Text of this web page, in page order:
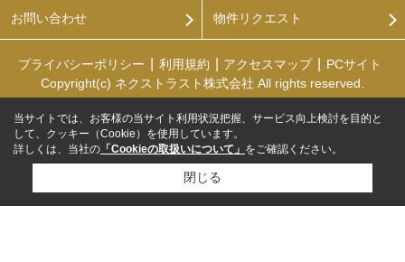
お問い合わせ 物件リクエスト
プライバシーポリシー 利用規約 アクセスマップ
PCサイト
Copyright(c) ネクストラスト株式会社 All rights reserved.
当サイトでは、お客様の当サイト利用状況把握、サービス向上検討を目的と
して、クッキー（Cookie）を使用しています。
詳しくは、当社の 「Cookieの取扱いについて」 をご確認ください。
閉じる